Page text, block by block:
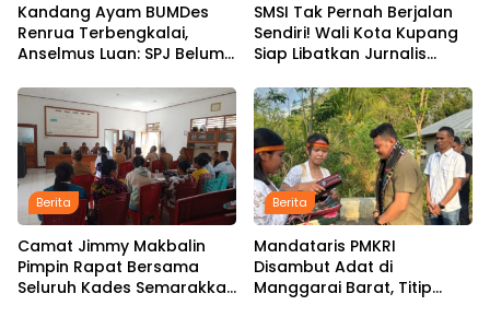
Kandang Ayam BUMDes
Renrua Terbengkalai,
Anselmus Luan: SPJ Belum
Desa Sejak Januari Belum
Dibayar
SMSI Tak Pernah Berjalan
Sendiri! Wali Kota Kupang
Siap Libatkan Jurnalis
Pemkot
Berita
Camat Jimmy Makbalin
Pimpin Rapat Bersama
Seluruh Kades Semarakkan
Berita
Mandataris PMKRI
Disambut Adat di
Manggarai Barat, Titip